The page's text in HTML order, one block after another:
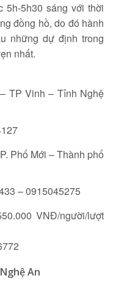
5h-5h30 sáng với thời
đồng hồ, do đó hành
những dự định trong
nhất.
TP Vinh – Tỉnh Nghệ
Phố Mới – Thành phố
– 0915045275
VNĐ/người/lượt
An